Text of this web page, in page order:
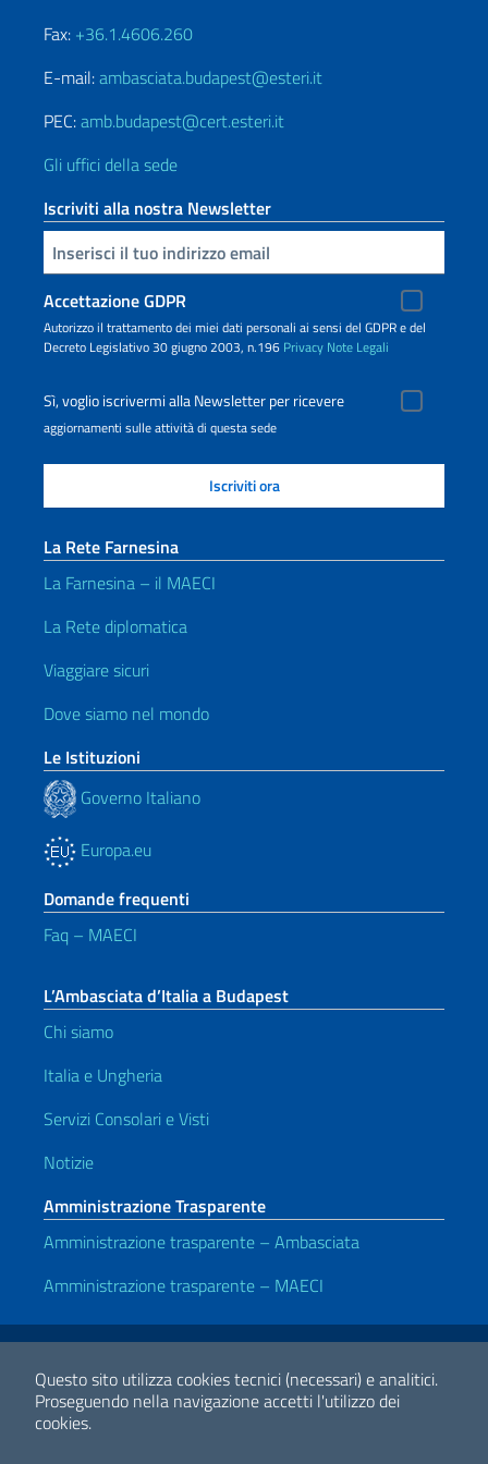
Questo sito utilizza cookies tecnici (necessari) e analitici.
Proseguendo nella navigazione accetti l'utilizzo dei
cookies.
Fax: +36.1.4606.260
E-mail:ambasciata.budapest@esteri.it
PEC:amb.budapest@cert.esteri.it
Gli uffici della sede
Iscriviti alla nostra Newsletter
Inserisci la tua email
Accettazione GDPR
Autorizzo il trattamento dei miei dati personali ai sensi del GDPR e del
Decreto Legislativo 30 giugno 2003, n.196 Privacy Note Legali
Sì, voglio iscrivermi alla Newsletter per ricevere
aggiornamenti sulle attività di questa sede
La Rete Farnesina
La Farnesina – il MAECI
La Rete diplomatica
Viaggiare sicuri
Dove siamo nel mondo
Le Istituzioni
Governo Italiano
Europa.eu
Domande frequenti
Faq – MAECI
L’Ambasciata d’Italia a Budapest
Chi siamo
Italia e Ungheria
Servizi Consolari e Visti
Notizie
Amministrazione Trasparente
Amministrazione trasparente – Ambasciata
Amministrazione trasparente – MAECI
Link Utili